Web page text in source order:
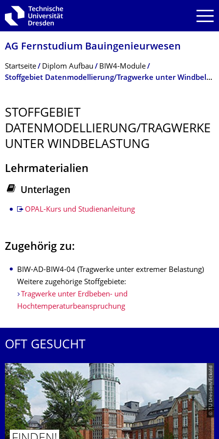
Zur Hauptnavigation springen
Zur Suche springen
Zum Inhalt springen
AG Fernstudium Bauingenieurwesen
Breadcrumb-Menü
Startseite Diplom Aufbau
BIW4-Module
Stoffgebiet Datenmodellierung/Tragwerke unter Windbelastung
STOFFGEBIET
DATENMODELLIERUNG/TRAGWERKE
UNTER WINDBELASTUNG
Lehrmaterialien
Unterlagen
Stoffgebiet
OPAL-Kurs und Studienanleitung
Zugehörig zu:
BIW-AD-BIW4-04 (Tragwerke unter extremer Belastung)
Weitere zugehörige Stoffgebiete:
Tragwerke unter Erdbeben- und
Hochtemperaturbeanspruchung
OFT GESUCHT
© TU Dresden/Eckold